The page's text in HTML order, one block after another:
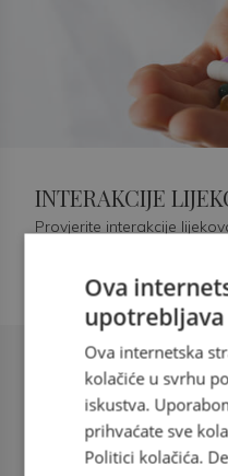
Šećerna bolest tip
doc. dr. sc. Višnja Kokić Maleš,
dr.med., specijalististica
INTERAKCIJE
Provjerite interakcije
Ova
Ova internetska
kolačiće u svrhu
iskustva.
prihvaćate sve
Politici kolačića.